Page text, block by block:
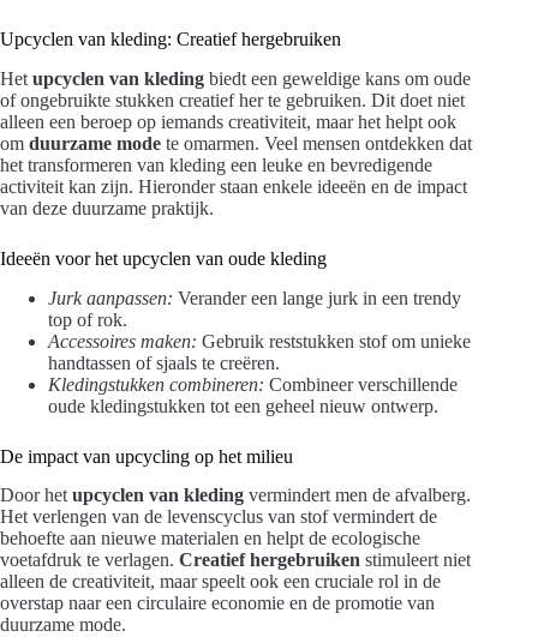
Upcyclen van kleding: Creatief hergebruiken
Het upcyclen van kleding biedt een geweldige kans om oude
of ongebruikte stukken creatief her te gebruiken. Dit doet niet
alleen een beroep op iemands creativiteit, maar het helpt ook
om duurzame mode te omarmen. Veel mensen ontdekken dat
het transformeren van kleding een leuke en bevredigende
activiteit kan zijn. Hieronder staan enkele ideeën en de impact
van deze duurzame praktijk.
Ideeën voor het upcyclen van oude kleding
Jurk aanpassen: Verander een lange jurk in een trendy
top of rok.
Accessoires maken: Gebruik reststukken stof om unieke
handtassen of sjaals te creëren.
Kledingstukken combineren: Combineer verschillende
oude kledingstukken tot een geheel nieuw ontwerp.
De impact van upcycling op het milieu
Door het upcyclen van kleding vermindert men de afvalberg.
Het verlengen van de levenscyclus van stof vermindert de
behoefte aan nieuwe materialen en helpt de ecologische
voetafdruk te verlagen. Creatief hergebruiken stimuleert niet
alleen de creativiteit, maar speelt ook een cruciale rol in de
overstap naar een circulaire economie en de promotie van
duurzame mode.